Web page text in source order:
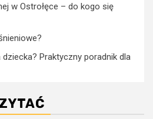
w Ostrołęce – do kogo się
dziecka? Praktyczny poradnik dla